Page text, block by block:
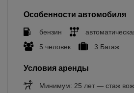
Особенности автомобиля
бензин
5 человек
3 Багаж
Условия аренды
Минимум: 25 лет — стаж